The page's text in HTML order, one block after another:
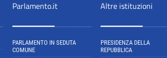
Parlamento.it
PARLAMENTO IN SEDUTA
COMUNE
Altre istituzioni
PRESIDENZA DELLA
REPUBBLICA